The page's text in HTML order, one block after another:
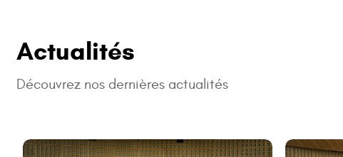
Actualités
Découvrez nos dernières actualités